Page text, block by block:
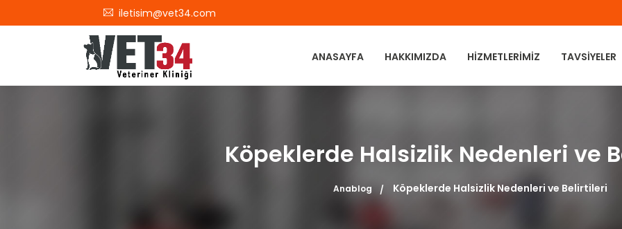
iletisim@vet34.com
ANASAYFA HAKKIMIZDA HIZMETLERIMIZ TAVSIYELER
Köpeklerde Halsizlik Nedenleri ve
Anablog Köpeklerde Halsizlik Nedenleri ve Belirtileri